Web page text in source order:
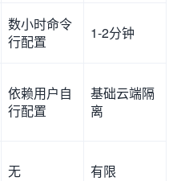
数小时命令
行配置
1-2分钟
依赖用户自
行配置
基础云端隔
离
无 有限